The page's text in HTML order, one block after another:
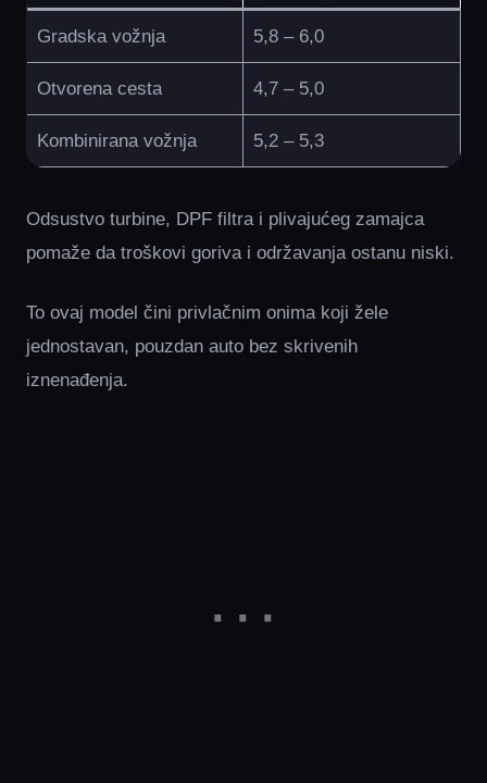
Gradska vožnja 5,8 – 6,0
Otvorena cesta 4,7 – 5,0
Kombinirana vožnja 5,2 – 5,3
Odsustvo turbine, DPF filtra i plivajućeg zamajca
pomaže da troškovi goriva i održavanja ostanu niski.
To ovaj model čini privlačnim onima koji žele
jednostavan, pouzdan auto bez skrivenih
iznenađenja.